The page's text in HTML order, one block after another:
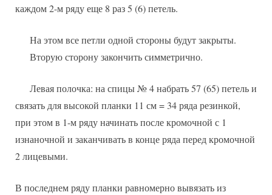
каждом 2-м ряду еще 8 раз 5 (6) петель.
На этом все петли одной стороны будут закрыты.
Вторую сторону закончить симметрично.
Левая полочка: на спицы № 4 набрать 57 (65) петель и
связать для высокой планки 11 см = 34 ряда резинкой,
при этом в 1-м ряду начинать после кромочной с 1
изнаночной и заканчивать в конце ряда перед кромочной
2 лицевыми.
В последнем ряду планки равномерно вывязать из